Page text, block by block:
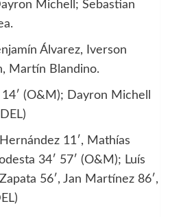
Michell; Sebastian
Álvarez, Iverson
Martín Blandino.
(O&M); Dayron Michell
11′, Mathías
34′ 57′ (O&M); Luís
56′, Jan Martínez 86′,